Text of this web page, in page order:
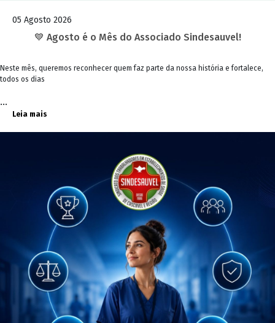
💙 Agosto é o Mês do Associado Sindesauvel!
05 Agosto 2026
Neste mês, queremos reconhecer quem faz parte da nossa história e fortalece,
todos os dias
...
Leia mais